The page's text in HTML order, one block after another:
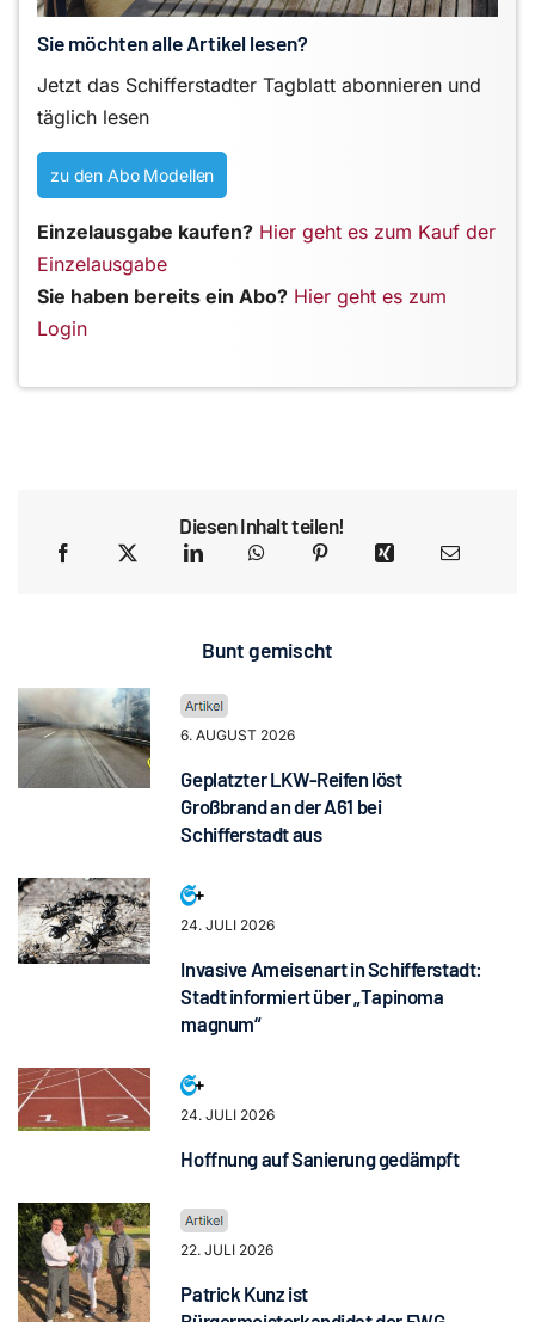
Sie möchten alle Artikel lesen?
Jetzt das Schifferstadter Tagblatt abonnieren und
täglich lesen
zu den Abo Modellen
Einzelausgabe kaufen? Hier geht es zum Kauf der
Einzelausgabe
Sie haben bereits ein Abo? Hier geht es zum
Login
Diesen Inhalt teilen!
Bunt gemischt
6. AUGUST 2026
Geplatzter LKW-Reifen löst
Großbrand an der A61 bei
Schifferstadt aus
24. JULI 2026
Invasive Ameisenart in Schifferstadt:
Stadt informiert über „Tapinoma
magnum“
24. JULI 2026
Hoffnung auf Sanierung gedämpft
22. JULI 2026
Patrick Kunz ist